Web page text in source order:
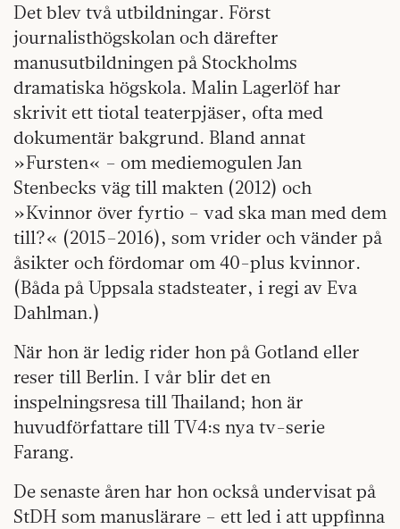
Det blev två utbildningar. Först
journalisthögskolan och därefter
manusutbildningen på Stockholms
dramatiska högskola. Malin Lagerlöf har
skrivit ett tiotal teaterpjäser, ofta med
dokumentär bakgrund. Bland annat
»Fursten« – om mediemogulen Jan
Stenbecks väg till makten (2012) och
»Kvinnor över fyrtio – vad ska man med dem
till?« (2015–2016), som vrider och vänder på
åsikter och fördomar om 40-plus kvinnor.
(Båda på Uppsala stadsteater, i regi av Eva
Dahlman.)
När hon är ledig rider hon på Gotland eller
reser till Berlin. I vår blir det en
inspelningsresa till Thailand; hon är
huvudförfattare till TV4:s nya tv-serie
Farang.
De senaste åren har hon också undervisat på
StDH som manuslärare – ett led i att uppfinna